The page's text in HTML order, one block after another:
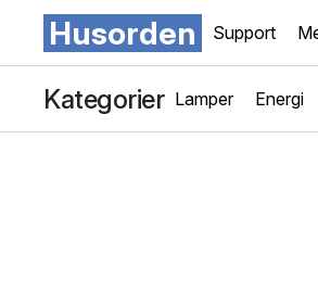
Husorden Support
Kategorier Lamper Energi